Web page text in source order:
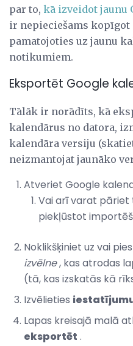
par to, kā izveidot jaunu
ir nepieciešams kopīgot
pamatojoties uz jaunu
notikumiem.
Eksportēt Google
Tālāk ir norādīts, kā
kalendārus no datora,
kalendāra versiju
neizmantojat jaunāko
Atveriet Google
Vai arī varat pāriet
piekļūstot
Noklikšķiniet uz vai
izvēlne, kas atrodas
(tā, kas izskatās kā
Izvēlieties
Lapas kreisajā malā
eksportēt .